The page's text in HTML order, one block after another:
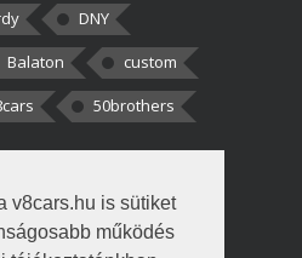
v8cars.hu is sütiket
működés
DNY
Balaton
custom
50brothers
Én csak két
tudtam, hogy fél autót,